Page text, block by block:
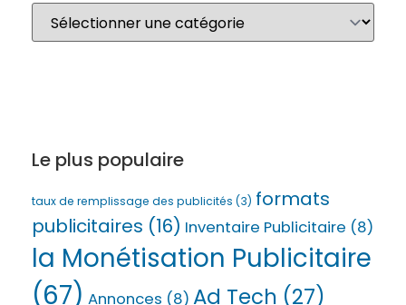
Le plus populaire
taux de remplissage des publicités (3) formats
publicitaires (16) Inventaire Publicitaire (8)
la Monétisation Publicitaire
(67) Annonces (8) Ad Tech (27)